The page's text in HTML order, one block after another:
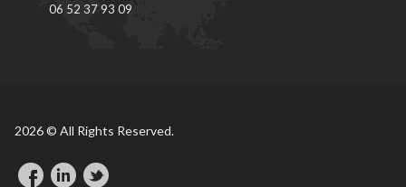
06 52 37 93 09
2026 © All Rights Reserved.